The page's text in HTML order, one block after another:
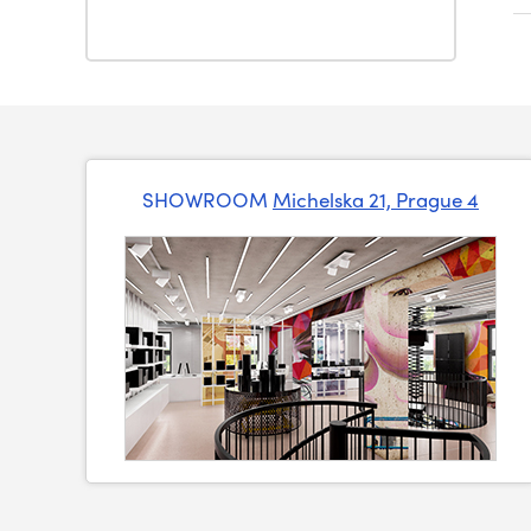
SHOWROOM Michelska 21, Prague 4